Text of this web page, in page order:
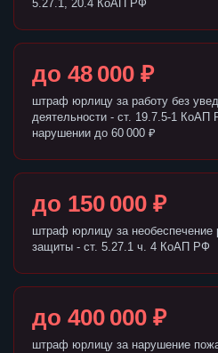
5.27.1, 20.4 КоАП РФ
до 48 000 ₽
штраф юрлицу за работу без
деятельности - ст. 19.7.5-1 КоАП
нарушении до 60 000 ₽
до 150 000 ₽
штраф юрлицу за необеспечение
защиты - ст. 5.27.1 ч. 4 КоАП РФ
до 400 000 ₽
штраф юрлицу за нарушение